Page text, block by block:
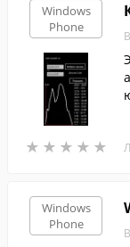
Windows
Phone
★ ★ ★ ★ ★
★ ★ ★ ★ ★
Windows
Phone